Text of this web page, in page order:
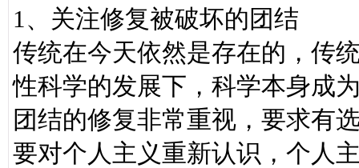
1、关注修复被破坏的团结
传统在今天依然是存在的，传
性科学的发展下，科学本身成
团结的修复非常重视，要求有
要对个人主义重新认识，个人